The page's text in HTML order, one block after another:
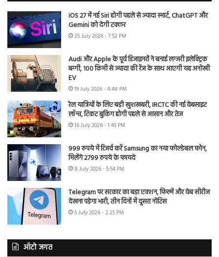
iOS 27 में नई Siri होगी पहले से ज्यादा स्मार्ट, ChatGPT और
Gemini को देगी टक्कर
25 July 2026 - 7:52 PM
Audi और Apple के पूर्व डिजाइनरों ने बनाई लग्जरी इलेक्ट्रिक
बग्गी, 100 किमी से ज्यादा की रेंज के साथ आएगी यह अनोखी
EV
19 July 2026 - 4:48 PM
रेल यात्रियों के लिए बड़ी खुशखबरी, IRCTC की नई वेबसाइट
लॉन्च, टिकट बुकिंग होगी पहले से आसान और तेज
16 July 2026 - 1:45 PM
999 रुपये में रिजर्व करें Samsung का नया फोल्डेबल फोन,
मिलेंगे 2799 रुपये के फायदे
8 July 2026 - 5:54 PM
Telegram पर सरकार का बड़ा एक्शन, फिल्में और वेब सीरीज
देखना पड़ेगा भारी, तीन दिनों में दूसरा नोटिस
5 July 2026 - 2:25 PM
ऑटो जगत